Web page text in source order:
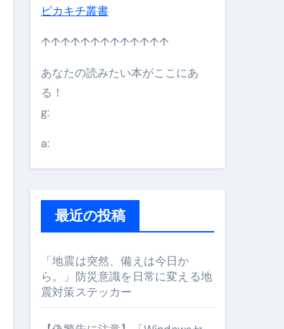
】 #bitcoin #全財産 #暗号資産
ピカキチ叢書
↑↑↑↑↑↑↑↑↑↑↑↑↑
あなたの読みたい本がここにあ
る！
g:
a:
最近の投稿
「地震は突然、備えは今日か
ら。」防災意識を日常に変える地
震対策ステッカー